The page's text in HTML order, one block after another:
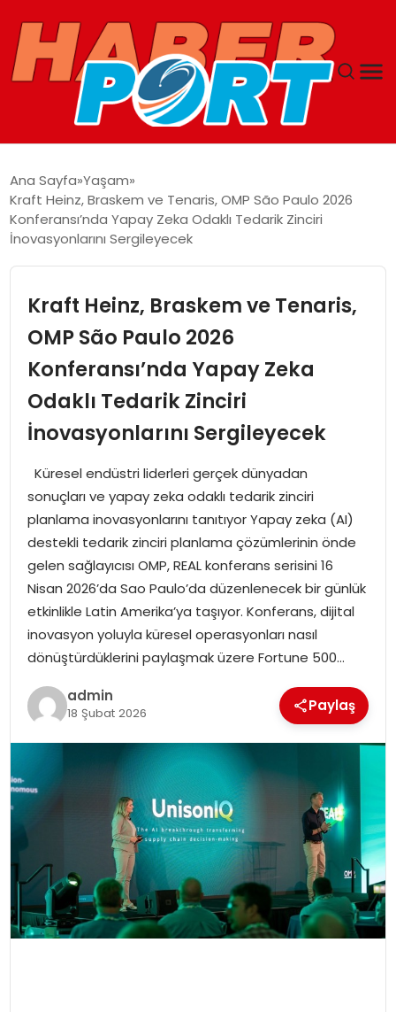
GUNCEL
SAĞLIK
SPOR
MAGAZIN
SPOR
OTOMOBIL
TEKNOLOJI
EKONOMI
Ana Sayfa Yaşam
Kraft Heinz, Braskem ve Tenaris, OMP São Paulo 2026
Konferansı’nda Yapay Zeka Odaklı Tedarik Zinciri
İnovasyonlarını Sergileyecek
Kraft Heinz, Braskem ve Tenaris,
OMP São Paulo 2026
Konferansı’nda Yapay Zeka
Odaklı Tedarik Zinciri
İnovasyonlarını Sergileyecek
Küresel endüstri liderleri gerçek dünyadan
sonuçları ve yapay zeka odaklı tedarik zinciri
planlama inovasyonlarını tanıtıyor Yapay zeka (AI)
destekli tedarik zinciri planlama çözümlerinin önde
gelen sağlayıcısı OMP, REAL konferans serisini 16
Nisan 2026’da Sao Paulo’da düzenlenecek bir günlük
etkinlikle Latin Amerika’ya taşıyor. Konferans, dijital
inovasyon yoluyla küresel operasyonları nasıl
dönüştürdüklerini paylaşmak üzere Fortune 500…
admin
18 Şubat 2026 Paylaş